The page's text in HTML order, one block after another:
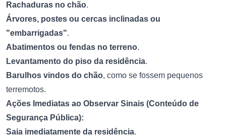
Rachaduras no chão.
Árvores, postes ou cercas inclinadas ou
"embarrigadas".
Abatimentos ou fendas no terreno.
Levantamento do piso da residência.
Barulhos vindos do chão, como se fossem pequenos
terremotos.
Ações Imediatas ao Observar Sinais (Conteúdo de
Segurança Pública):
Saia imediatamente da residência.